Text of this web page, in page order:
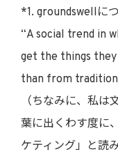
*1. groundswellに
“A social trend in
get the things
than from
（ちなみに、私は
葉に出くわす度に
ケティング」と読